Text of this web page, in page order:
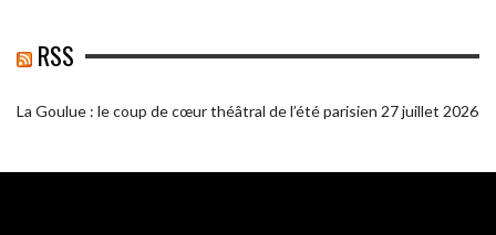
RSS
La Goulue : le coup de cœur théâtral de l’été parisien 27 juillet 2026